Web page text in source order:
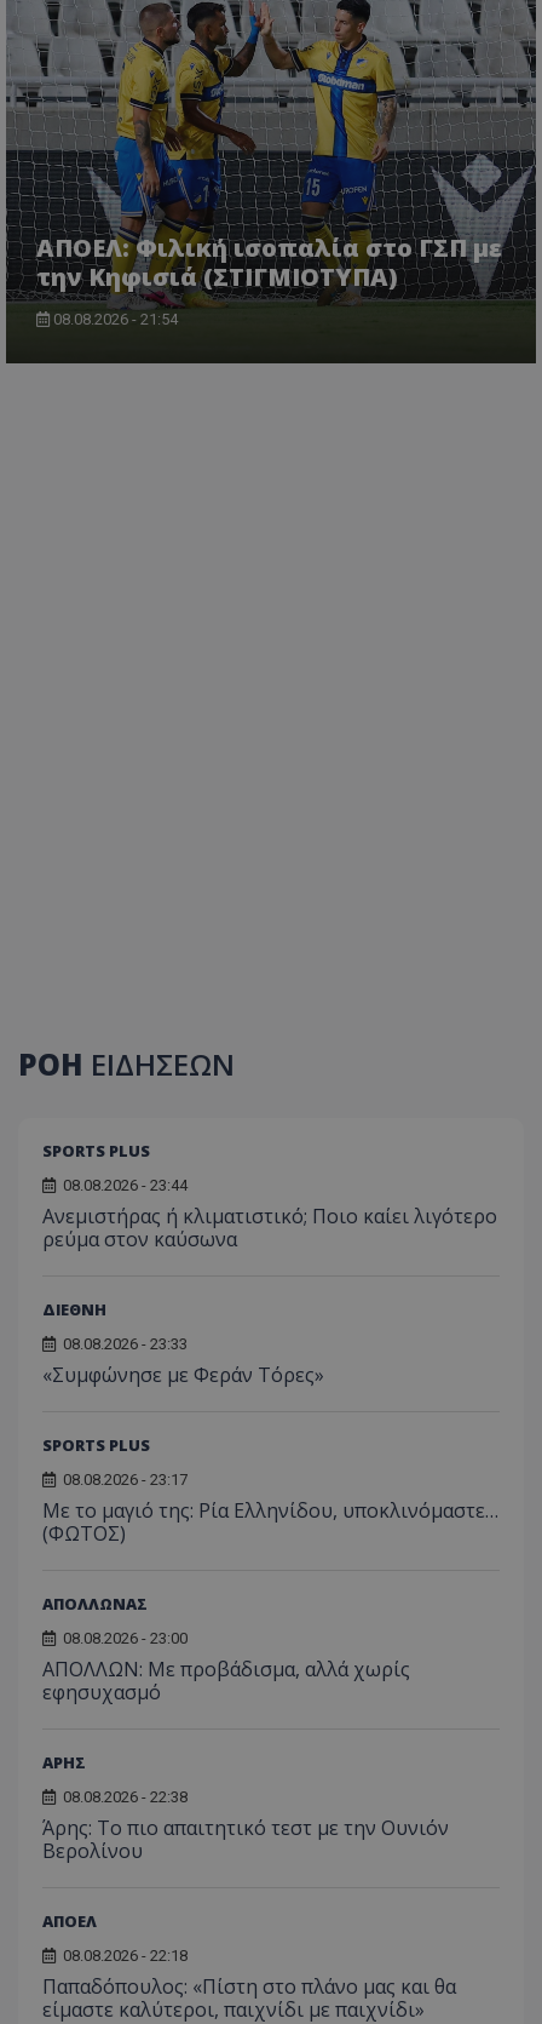
ΑΠΟΕΛ: Φιλική ισοπαλία στο ΓΣΠ με
την Κηφισιά (ΣΤΙΓΜΙΟΤΥΠΑ)
08.08.2026 - 21:54
ΡΟΗ ΕΙΔΗΣΕΩΝ
SPORTS PLUS
08.08.2026 - 23:44
Ανεμιστήρας ή κλιματιστικό; Ποιο καίει λιγότερο
ρεύμα στον καύσωνα
ΔΙΕΘΝΗ
08.08.2026 - 23:33
«Συμφώνησε με Φεράν Τόρες»
SPORTS PLUS
08.08.2026 - 23:17
Με το μαγιό της: Ρία Ελληνίδου, υποκλινόμαστε…
(ΦΩΤΟΣ)
ΑΠΟΛΛΩΝΑΣ
08.08.2026 - 23:00
ΑΠΟΛΛΩΝ: Με προβάδισμα, αλλά χωρίς
εφησυχασμό
ΑΡΗΣ
08.08.2026 - 22:38
Άρης: Το πιο απαιτητικό τεστ με την Ουνιόν
Βερολίνου
ΑΠΟΕΛ
08.08.2026 - 22:18
Παπαδόπουλος: «Πίστη στο πλάνο μας και θα
είμαστε καλύτεροι, παιχνίδι με παιχνίδι»